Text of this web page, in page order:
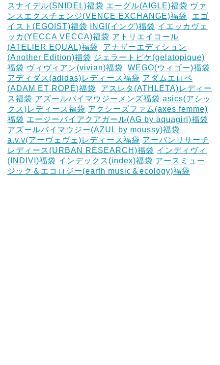
スナイデル(SNIDEL)福袋 エーグル(AIGLE)福袋 ‎ヴァ
ンスエクスチェンジ(VENCE EXCHANGE)福袋
エゴ
イスト(EGOIST)福袋
‎INGI(イング)福袋 イエッカヴェ
ッカ(YECCA VECCA)福袋 アトリエイコール
(ATELIER EQUAL)福袋
アナザーエディション
(Another Edition)福袋 ジェラートピケ(gelatopique)
福袋 ヴィヴィアン(vivian)福袋
WEGO(ウィゴー)福袋
アディダス(adidas)レディース福袋 アダムエロペ
(ADAM ET ROPÉ)福袋
アスレタ(ATHLETA)レディー
ス福袋 アズールバイマウジーメンズ福袋 asics(アシッ
クス)レディース福袋 アクシーズファム(axes femme)
福袋 エージーバイアクアガール(AG by aquagirl)福袋
アズールバイマウジー(AZUL by moussy)福袋
a.v.v(アーヴェヴェ)レディース福袋 アーバンリサーチ
レディース(URBAN RESEARCH)福袋 インディヴィ
(INDIVI)福袋 インデックス(index)福袋 アースミュー
ジック＆エコロジー(earth music＆ecology)福袋